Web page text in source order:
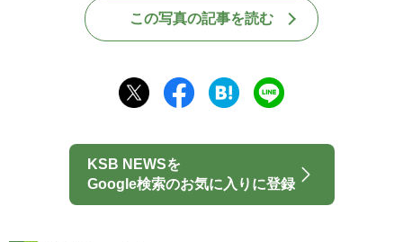
この写真の記事を読む
KSB NEWSを
Google検索のお気に入りに登録